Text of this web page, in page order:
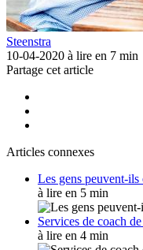
Steenstra
10-04-2020 à lire en 7 min
Partage cet article
Articles connexes
Les gens peuvent-
à lire en 5 min
Services de coach
à lire en 4 min